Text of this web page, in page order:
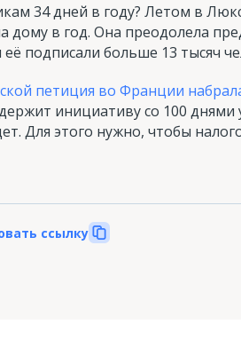
34 дней в году? Летом в
дому в год. Она преодолела
подписали больше 13 тысяч
петиция во Франции
инициативу со 100
Для этого нужно, чтобы
ссылку